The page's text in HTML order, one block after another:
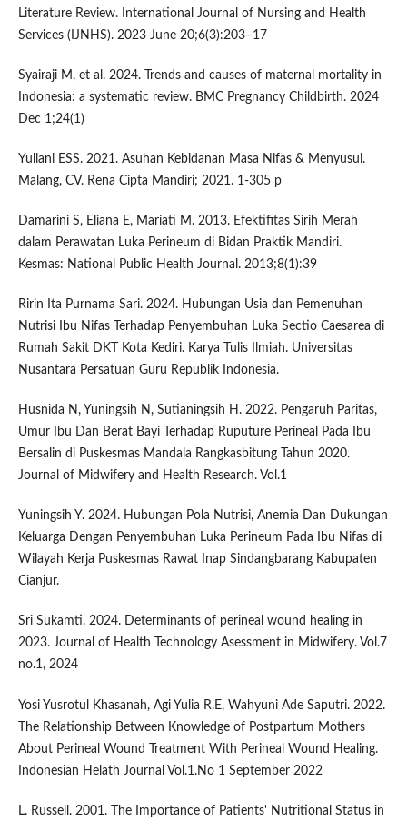
Literature Review. International Journal of Nursing and Health
Services (IJNHS). 2023 June 20;6(3):203–17
Syairaji M, et al. 2024. Trends and causes of maternal mortality in
Indonesia: a systematic review. BMC Pregnancy Childbirth. 2024
Dec 1;24(1)
Yuliani ESS. 2021. Asuhan Kebidanan Masa Nifas & Menyusui.
Malang, CV. Rena Cipta Mandiri; 2021. 1-305 p
Damarini S, Eliana E, Mariati M. 2013. Efektifitas Sirih Merah
dalam Perawatan Luka Perineum di Bidan Praktik Mandiri.
Kesmas: National Public Health Journal. 2013;8(1):39
Ririn Ita Purnama Sari. 2024. Hubungan Usia dan Pemenuhan
Nutrisi Ibu Nifas Terhadap Penyembuhan Luka Sectio Caesarea di
Rumah Sakit DKT Kota Kediri. Karya Tulis Ilmiah. Universitas
Nusantara Persatuan Guru Republik Indonesia.
Husnida N, Yuningsih N, Sutianingsih H. 2022. Pengaruh Paritas,
Umur Ibu Dan Berat Bayi Terhadap Ruputure Perineal Pada Ibu
Bersalin di Puskesmas Mandala Rangkasbitung Tahun 2020.
Journal of Midwifery and Health Research. Vol.1
Yuningsih Y. 2024. Hubungan Pola Nutrisi, Anemia Dan Dukungan
Keluarga Dengan Penyembuhan Luka Perineum Pada Ibu Nifas di
Wilayah Kerja Puskesmas Rawat Inap Sindangbarang Kabupaten
Cianjur.
Sri Sukamti. 2024. Determinants of perineal wound healing in
2023. Journal of Health Technology Asessment in Midwifery. Vol.7
no.1, 2024
Yosi Yusrotul Khasanah, Agi Yulia R.E, Wahyuni Ade Saputri. 2022.
The Relationship Between Knowledge of Postpartum Mothers
About Perineal Wound Treatment With Perineal Wound Healing.
Indonesian Helath Journal Vol.1.No 1 September 2022
L. Russell. 2001. The Importance of Patients' Nutritional Status in